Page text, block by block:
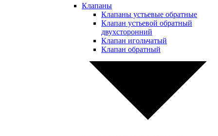
Клапаны
Клапаны устьевые обратные
Клапан устьевой обратный
двухсторонний
Клапан игольчатый
Клапан обратный